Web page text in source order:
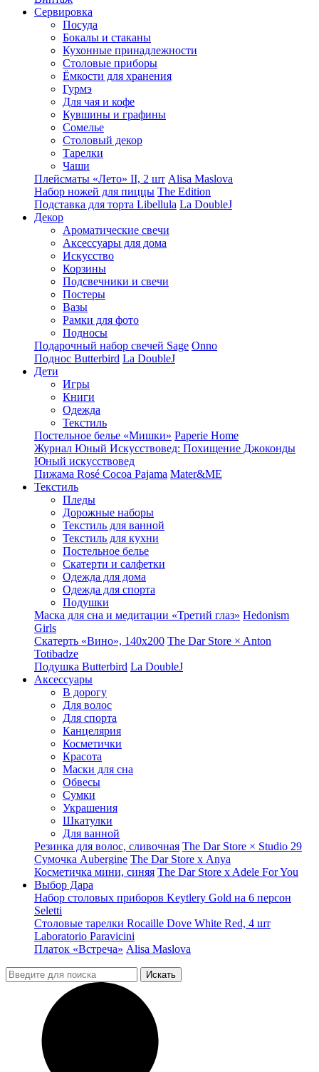
Сервировка
Посуда
Бокалы и стаканы
Кухонные принадлежности
Столовые приборы
Ëмкости для хранения
Гурмэ
Для чая и кофе
Кувшины и графины
Сомелье
Столовый декор
Тарелки
Чаши
Плейсматы «Лето» II, 2 шт Alisa Maslova
Набор ножей для пиццы The Edition
Подставка для торта Libellula La DoubleJ
Декор
Ароматические свечи
Аксессуары для дома
Искусство
Корзины
Подсвечники и свечи
Постеры
Вазы
Рамки для фото
Подносы
Подарочный набор свечей Sage Onno
Поднос Butterbird La DoubleJ
Дети
Игры
Книги
Одежда
Текстиль
Постельное белье «Мишки» Paperie Home
Журнал Юный Искусствовед: Похищение Джоконды
Юный искусствовед
Пижама Rosé Cocoa Pajama Mater&ME
Текстиль
Пледы
Дорожные наборы
Текстиль для ванной
Текстиль для кухни
Постельное белье
Скатерти и салфетки
Одежда для дома
Одежда для спорта
Подушки
Маска для сна и медитации «Третий глаз» Hedonism
Girls
Скатерть «Вино», 140х200 The Dar Store × Anton
Totibadze
Подушка Butterbird La DoubleJ
Аксессуары
В дорогу
Для волос
Для спорта
Канцелярия
Косметички
Красота
Маски для сна
Обвесы
Сумки
Украшения
Шкатулки
Для ванной
Резинка для волос, сливочная The Dar Store × Studio 29
Сумочка Aubergine The Dar Store x Anya
Косметичка мини, синяя The Dar Store x Adele For You
Выбор Дара
Набор столовых приборов Keytlery Gold на 6 персон
Seletti
Столовые тарелки Rocaille Dove White Red, 4 шт
Laboratorio Paravicini
Платок «Встреча» Alisa Maslova